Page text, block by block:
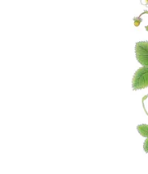
其中的「ㄎㄚ大粒草
袁婧清接手。「婆婆
接了！」來自台南的
子的媽，老大甚至已
清，婚前是個標準都
跟著公婆一同下田。
糞施肥，就被臭到昏
料有夠痛苦的。」她